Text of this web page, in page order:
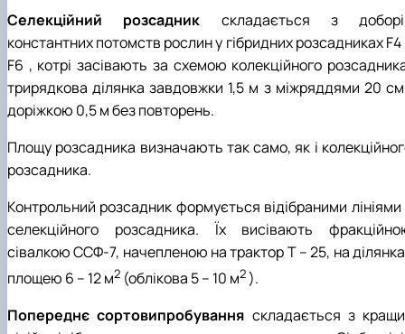
Селекційний розсадник складається з
константних потомств рослин у гібридних розсадниках F4
F6 , котрі засівають за схемою колекційного
трирядкова ділянка завдовжки 1,5 м з міжряддями 20 см
доріжкою 0,5 м без повторень.
Площу розсадника визначають так само, як і
розсадника.
Контрольний розсадник формується відібраними лініями
селекційного розсадника. Їх висівають
сівалкою ССФ-7, начепленою на трактор Т – 25, на
площею 6 – 12 м2 (облікова 5 – 10 м2).
Попереднє сортовипробування складається з